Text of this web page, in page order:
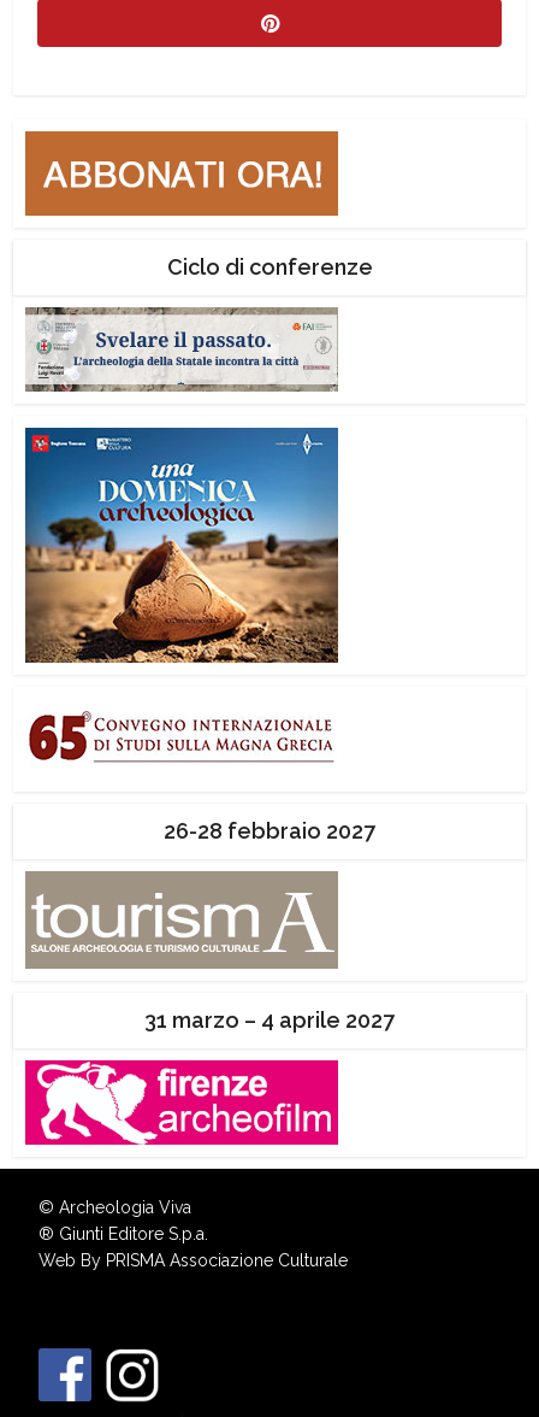
Ciclo di conferenze
26-28 febbraio 2027
31 marzo – 4 aprile 2027
© Archeologia Viva
® Giunti Editore S.p.a.
Web By PRISMA Associazione Culturale